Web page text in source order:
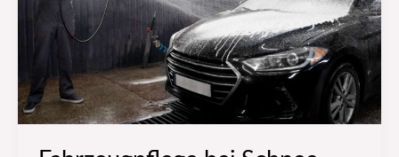
Tipps
den
Experten